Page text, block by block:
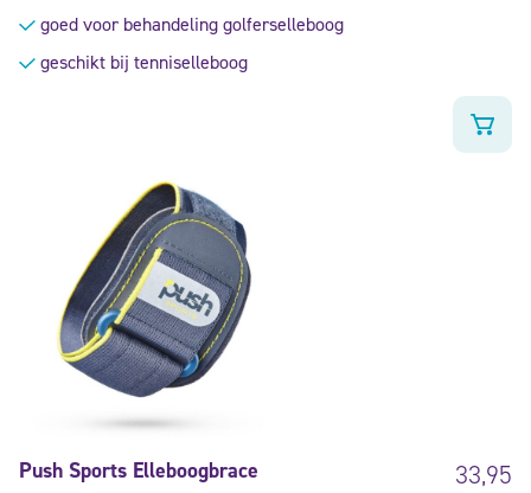
goed voor behandeling golferselleboog
geschikt bij tenniselleboog
Push Sports Elleboogbrace 33,95